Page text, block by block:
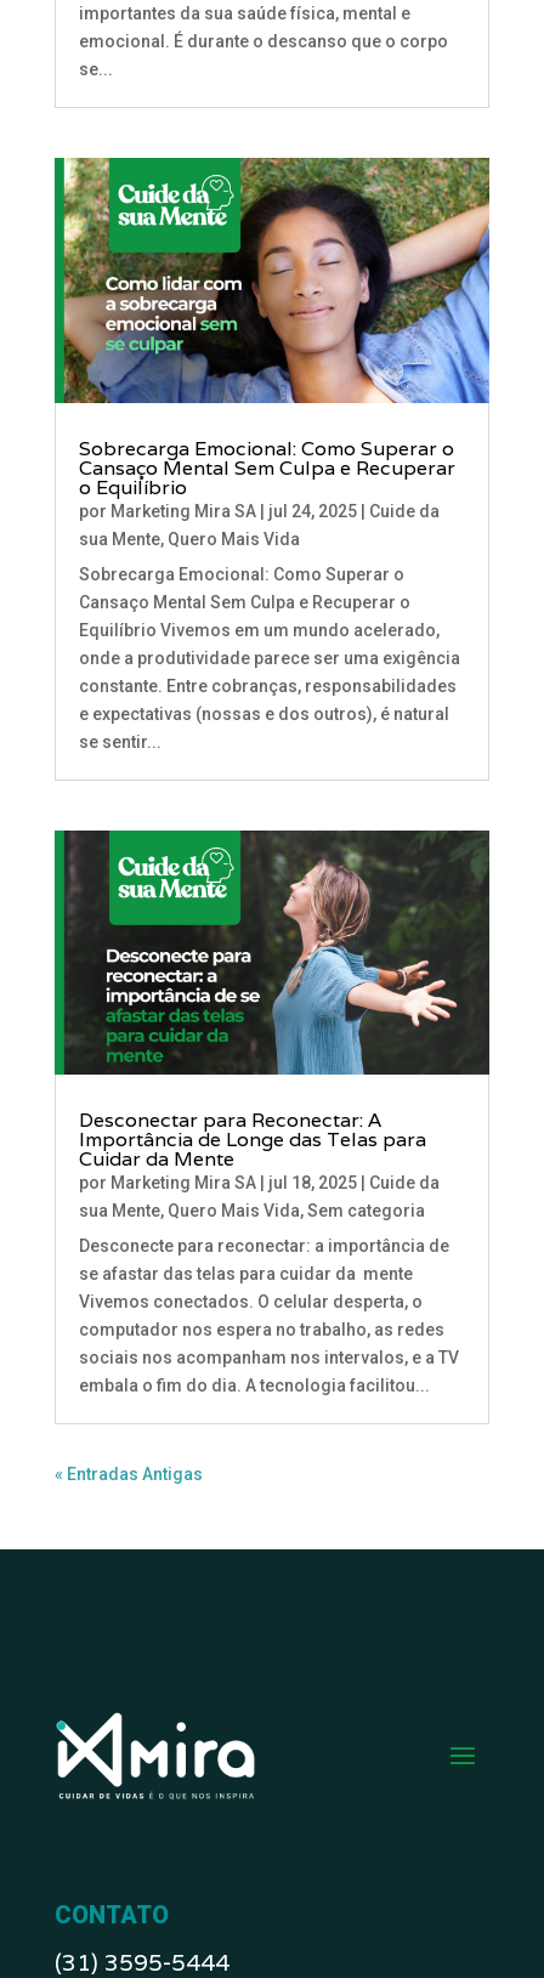
importantes da sua saúde física, mental e
emocional. É durante o descanso que o corpo
se...
Sobrecarga Emocional: Como Superar o
Cansaço Mental Sem Culpa e Recuperar
o Equilíbrio
por Marketing Mira SA| jul 24, 2025| Cuide da
sua Mente, Quero Mais Vida
Sobrecarga Emocional: Como Superar o
Cansaço Mental Sem Culpa e Recuperar o
Equilíbrio Vivemos em um mundo acelerado,
onde a produtividade parece ser uma exigência
constante. Entre cobranças, responsabilidades
e expectativas (nossas e dos outros), é natural
se sentir...
Desconectar para Reconectar: A
Importância de Longe das Telas para
Cuidar da Mente
por Marketing Mira SA| jul 18, 2025| Cuide da
sua Mente, Quero Mais Vida,Sem categoria
Desconecte para reconectar: a importância de
se afastar das telas para cuidar da mente
Vivemos conectados. O celular desperta, o
computador nos espera no trabalho, as redes
sociais nos acompanham nos intervalos, e a TV
embala o fim do dia. A tecnologia facilitou...
« Entradas Antigas
CONTATO
(31) 3595-5444